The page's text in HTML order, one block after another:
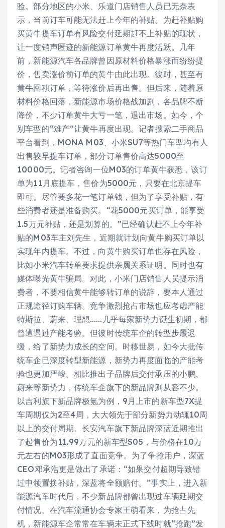
验。部分地区的小米、乐道门店销售人员已无奈表
示，当前订车可能无法赶上今年的补贴。为赶补贴购
买黄牛提车订单有风险交付延期赶不上补贴的现状，
让一度销声匿迹的新能源订单黄牛再度活跃。几年
前，新能源汽车各品牌曾因原材料价格暴涨而纷纷提
价，售卖涨价前订单的黄牛由此出现。彼时，甚至有
黄牛囤积订单，等待涨价后再出售。但后来，随着原
材料价格回落，新能源市场价格战加剧，各品牌不断
降价，不少订单黄牛大亏一笔，退出市场。如今，个
别车型的“难产”让黄牛再度出现。记者搜索二手商品
平台看到，MONA M03、小米SU7等热门车型均有人
出售较早提车订单，部分订单售价高达5000至
10000元。记者咨询一位M03的订单黄牛获悉，该订
单为11月底提车，售价为5000元，只要在北京提车
即可。尽管要多花一笔订单钱，但为了享受补贴，有
些消费者还是准备购买。“花5000元买订单，能享受
1.5万元补贴，还是划算的。”已经确认赶不上今年补
贴的M03车主刘先生，近期就计划向黄牛购买订单以
实现年内提车。不过，向黄牛购买订单也存在风险，
比如小米汽车转单要求提供亲属关系证明。同时也有
媒体曝光黄牛骗局。对此，小米门店销售人员提示消
费者，不要相信黄牛能够转订单的说辞，要本人通过
正规途径订购车辆。竞争激烈抢占市场也应考虑产能
特斯拉、蔚来、理想……几乎每家新势力诞生初期，都
曾遭遇过产能考验。但彼时传统车企的转型步履迟
缓，给了新势力成长的空间。时移世易，如今大批传
统车企已深度转型新能源，新势力再度面临的产能考
验也更加严峻。相比推出子品牌后交付承压的小鹏、
蔚来等新势力，传统车企旗下的新品牌则从容不少。
以吉利旗下新品牌极氪为例，9月上市的新车型7X提
车周期仅为2至4周，大大领先于部分新势力动辄10周
以上的交付周期。长安汽车旗下新品牌深蓝近期推出
了起售价为11.99万元的新车型S05，与价格在10万
元左右的M03形成了直面竞争。为了争抢用户，深蓝
CEO邓承浩更是做出了承诺：“如果交付超期导致错
过申领置换补贴，深蓝将全额赔付。”事实上，进入新
能源汽车时代后，不少新品牌都曾出现过车辆延期交
付情况。在汽车流通协会专家王萌看来，为抢占先
机，新能源车企常常在车辆未正式下线时就“抢跑”发